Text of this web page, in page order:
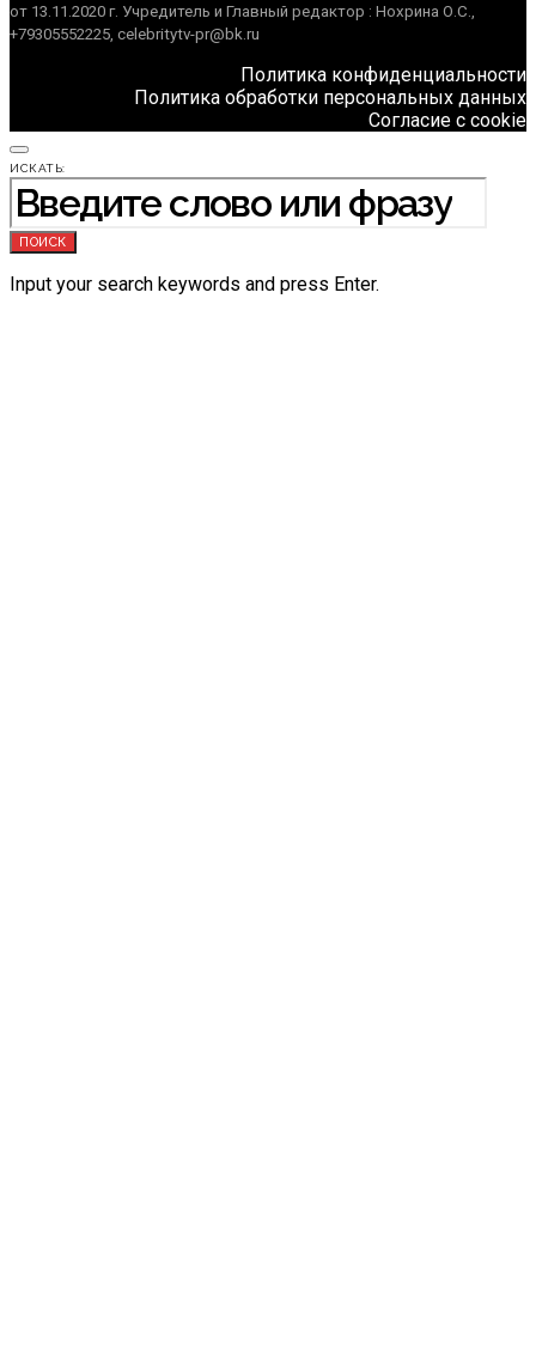
от 13.11.2020 г. Учредитель и Главный редактор : Нохрина О.С.,
+79305552225, celebritytv-pr@bk.ru
Политика конфиденциальности
Политика обработки персональных данных
Согласие с cookie
ИСКАТЬ:
ПОИСК
Input your search keywords and press Enter.